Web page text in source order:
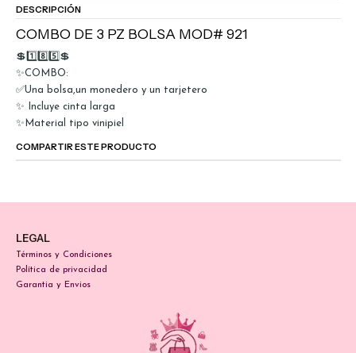
DESCRIPCIÓN
COMBO DE 3 PZ BOLSA MOD# 921
💲1️⃣8️⃣5️⃣💲
✨COMBO:
✅Una bolsa,un monedero y un tarjetero
✨ Incluye cinta larga
✨Material tipo vinipiel
COMPARTIR ESTE PRODUCTO
LEGAL
Términos y Condiciones
Política de privacidad
Garantia y Envios